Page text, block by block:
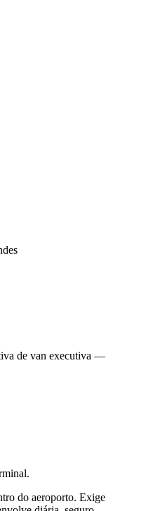
de van executiva —
do aeroporto. Exige